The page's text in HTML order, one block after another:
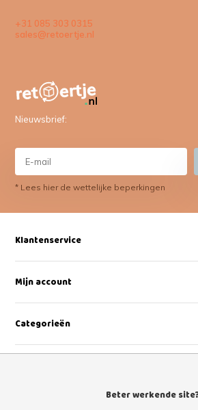
+31 085 303 0315
sales@retoertje.nl
Nieuwsbrief:
* Lees hier de wettelijke beperkingen
Klantenservice
Mijn account
Categorieën
Beter werkende